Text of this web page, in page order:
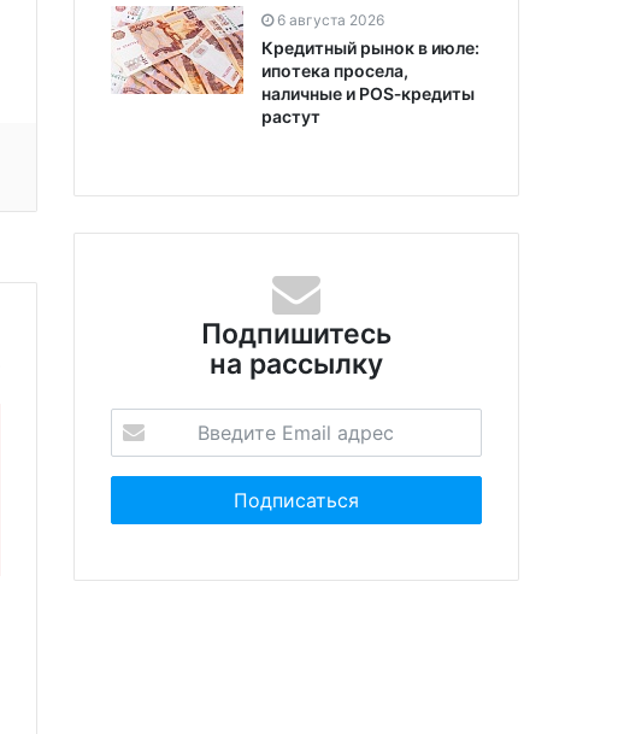
6 августа 2026
Кредитный рынок в июле:
ипотека просела,
наличные и POS‑кредиты
растут
Подпишитесь
на рассылку